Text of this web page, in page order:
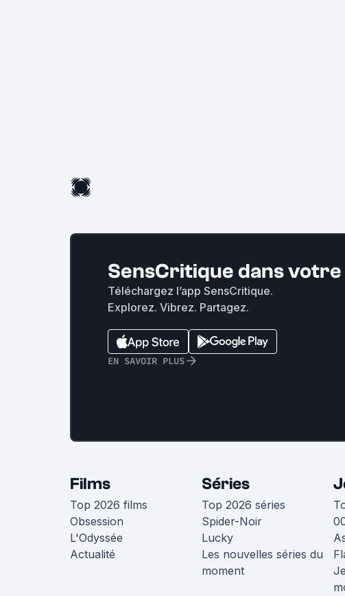
SensCritique dans
Téléchargez l’app SensCritique.
Explorez. Vibrez. Partagez.
EN SAVOIR PLUS
Films
Top 2026 films
Obsession
L'Odyssée
Actualité
Séries
Top 2026 séries
Spider-Noir
Lucky
Les nouvelles séries du
moment